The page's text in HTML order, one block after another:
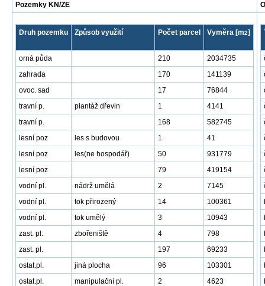
Pozemky KN/ZE
Druh pozemku Způsob využití Počet parcel Vyměra [m2]
orná půda 210
2034735
zahrada
170
141139
ovoc. sad
17
76844
travní p.
plantáž dřevin 1
4141
travní p.
168
582745
lesní poz
les s budovou 1
41
lesní poz
les(ne hospodář) 50
931779
lesní poz
79
419154
vodní pl.
nádrž umělá 2
7145
vodní pl.
tok přirozený 14
100361
vodní pl.
tok umělý 3
10943
zast. pl.
zbořeniště 4
798
zast. pl.
197
69233
ostat.pl.
jiná plocha 96
103301
ostat.pl.
manipulační pl. 2
4623